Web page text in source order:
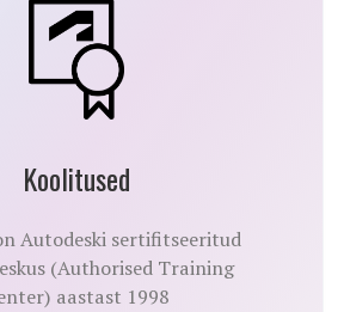
Koolitused
Autodeski sertifitseeritud
(Authorised Training
aastast 1998